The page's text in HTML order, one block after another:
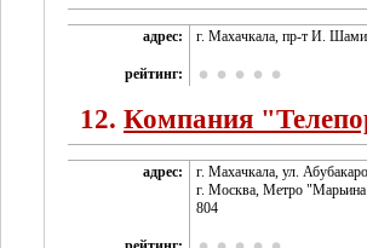
адрес: г. Махачкала, пр-т И.
рейтинг:
12. Компания
адрес:
г. Махачкала, ул.
г. Москва, Метро
804